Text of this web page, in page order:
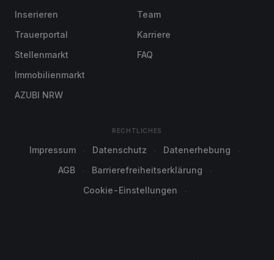
Inserieren
Trauerportal
Stellenmarkt
Immobilienmarkt
AZUBI NRW
Team
Karriere
FAQ
RECHTLICHES
Impressum Datenschutz
Datenerhebung
AGB
Barrierefreiheitserklärung
Cookie-Einstellungen